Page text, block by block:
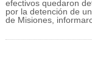
efectivos quedaron
por la detención de
de Misiones,